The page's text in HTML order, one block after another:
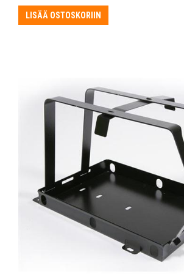
LISÄÄ OSTOSKORIIN